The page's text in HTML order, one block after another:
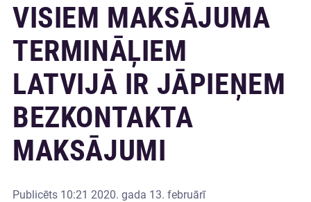
VISIEM MAKSĀJUMA
TERMINĀĻIEM
LATVIJĀ IR JĀPIEŅEM
BEZKONTAKTA
MAKSĀJUMI
Publicēts 10:21 2020. gada 13. februārī